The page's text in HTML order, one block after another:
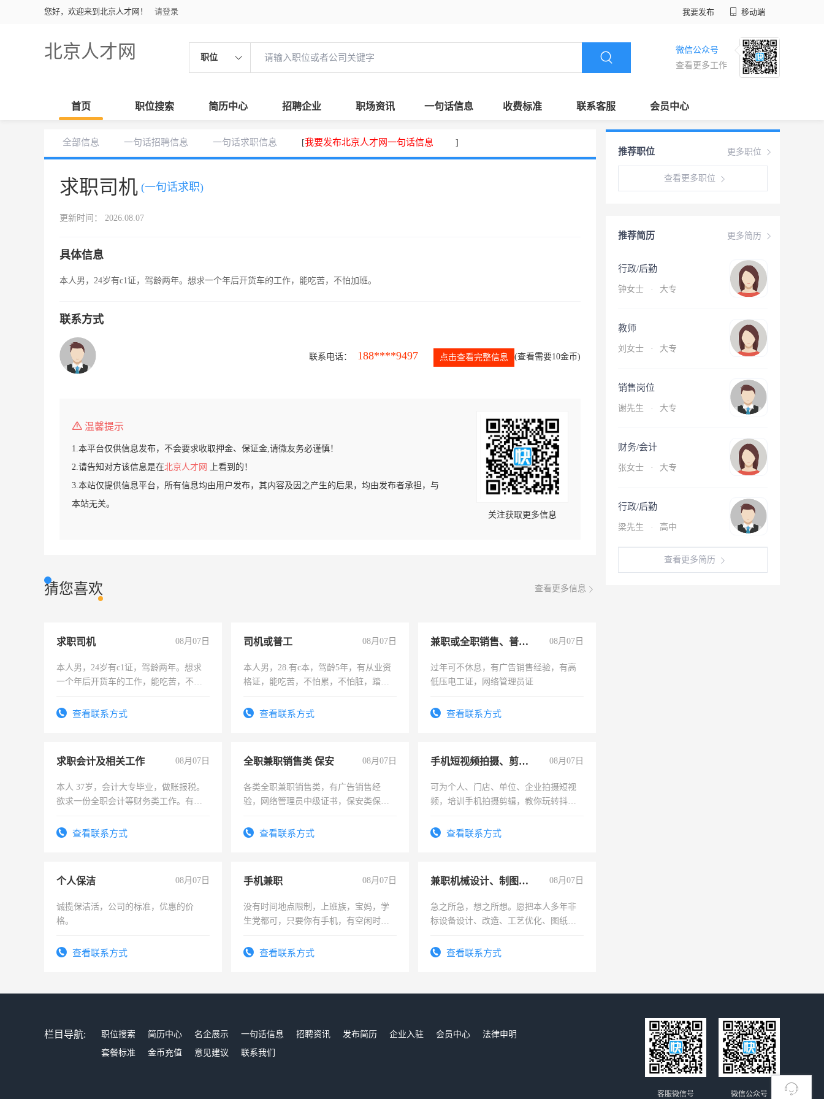
您好，欢迎来到北京人才网！ 请登录 我要发布 移动端
北京人才网 职位
微信公众号
查看更多工作
首页 职位搜索 简历中心 招聘企业 职场资讯 一句话信息 收费标准 联系客服 会员中心
全部信息 一句话招聘信息 一句话求职信息 [我要发布北京人才网一句话信息 ]
求职司机 (一句话求职)
更新时间： 2026.08.07
具体信息
本人男，24岁有c1证，驾龄两年。想求一个年后开货车的工作，能吃苦，不怕加班。
联系方式
联系电话： 188****9497 点击查看完整信息 (查看需要10金币)
温馨提示
1.本平台仅供信息发布，不会要求收取押金、保证金,请微友务必谨慎！
2.请告知对方该信息是在北京人才网
上看到的！
3.本站仅提供信息平台，所有信息均由用户发布，其内容及因之产生的后果，均由发布者承担，与
本站无关。
关注获取更多信息
猜您喜欢 查看更多信息
求职司机 08月07日
本人男，24岁有c1证，驾龄两年。想求
一个年后开货车的工作，能吃苦，不怕
查看联系方式
司机或普工 08月07日
本人男，28.有c本，驾龄5年，有从业资
格证，能吃苦，不怕累，不怕脏，踏
查看联系方式
兼职或全职销售、普工、维修 08月07日
过年可不休息，有广告销售经验，有高
低压电工证，网络管理员证
查看联系方式
求职会计及相关工作 08月07日
本人 37岁，会计大专毕业，做账报税。
欲求一份全职会计等财务类工作。有会
查看联系方式
全职兼职销售类 保安 08月07日
各类全职兼职销售类，有广告销售经
验，网络管理员中级证书，保安类保安
有高低压电工证和十几年工作经验
查看联系方式
手机短视频拍摄、剪辑、抖音快手 08月07日
可为个人、门店、单位、企业拍摄短视
频，培训手机拍摄剪辑，教你玩转抖音
频，培训手机拍摄剪辑，教你玩转抖
查看联系方式
个人保洁 08月07日
诚揽保洁活，公司的标准，优惠的价
格。
查看联系方式
手机兼职 08月07日
没有时间地点限制，上班族，宝妈，学
生党都可，只要你有手机，有空闲时
勤快的四五十，每天挣零花钱没问题！
查看联系方式
兼职机械设计、制图、设备改造 08月07日
急之所急，想之所想。愿把本人多年非
标设备设计、改造、工艺优化、图纸制
结识有识之士，共享未来。
查看联系方式
更多职位
推荐职位
查看更多职位
更多简历
推荐简历
行政/后勤
钟女士 · 大专
教师
刘女士 · 大专
销售岗位
谢先生 · 大专
财务/会计
张女士 · 大专
行政/后勤
梁先生 · 高中
查看更多简历
栏目导航: 职位搜索 简历中心 名企展示 一句话信息 招聘资讯 发布简历 企业入驻 会员中心
法律申明
套餐标准
金币充值 意见建议 联系我们
微信公众号
客服微信号